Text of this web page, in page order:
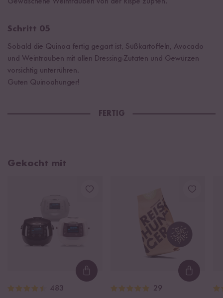
Schritt 05
Sobald die Quinoa fertig gegart ist, Süßkartoffeln, Avocado
und Weintrauben mit allen Dressing-Zutaten und Gewürzen
vorsichtig unterrühren.
Guten Quinoahunger!
FERTIG
Gekocht mit
Loading...
483 29